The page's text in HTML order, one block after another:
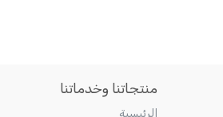
منتجاتنا وخدماتنا
الرئيسية